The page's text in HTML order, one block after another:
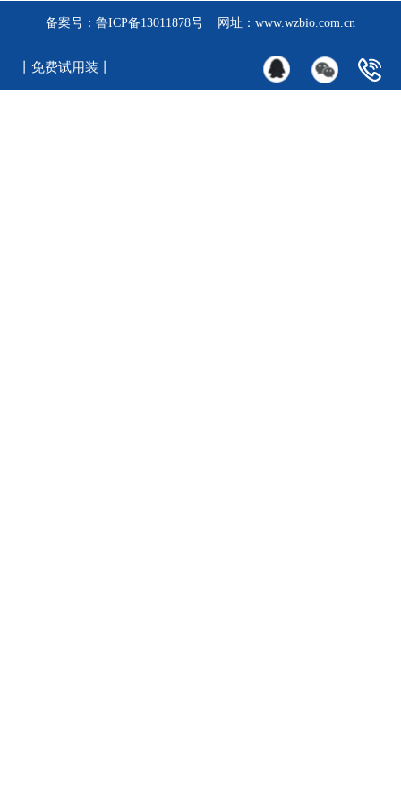
备案号： 鲁ICP备13011878号 网址：www.wzbio.com.cn
丨免费试用装丨